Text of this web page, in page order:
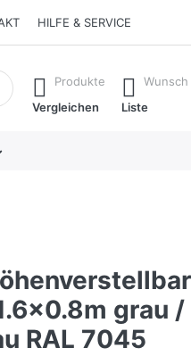
HILFE & SERVICE
Ergebnisse. Drücken
Produkte
Vergleichen
Wunsch
Liste
grau /
RAL 7045